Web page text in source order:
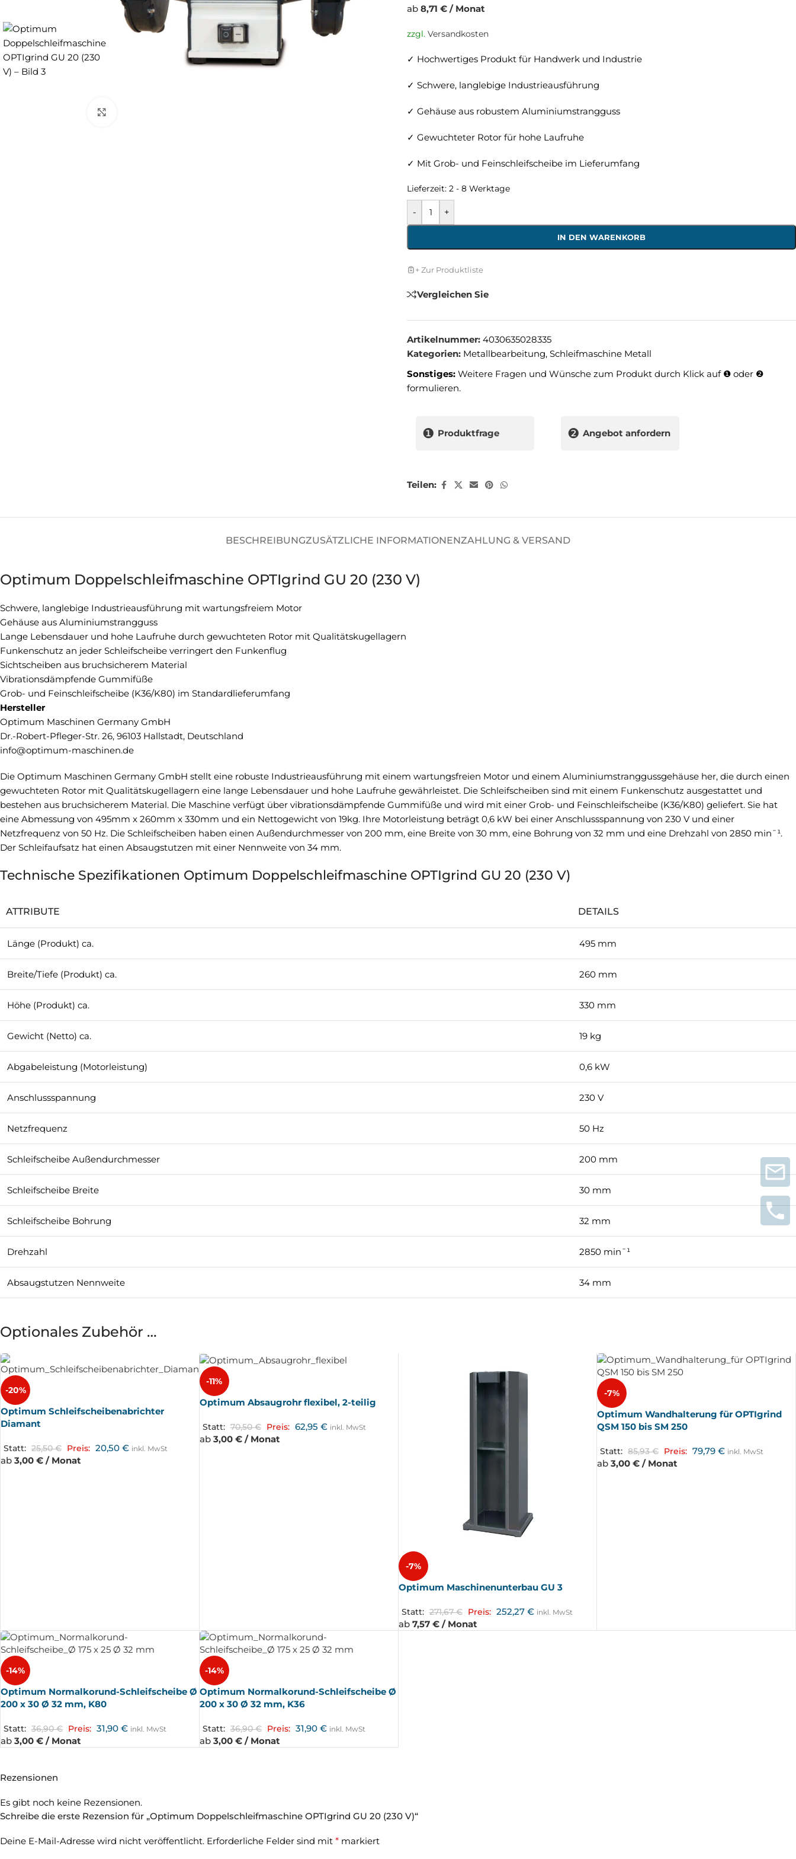
ab 8,71 € / Monat
zzgl. Versandkosten
✓ Hochwertiges Produkt für Handwerk und Industrie
✓ Schwere, langlebige Industrieausführung
✓ Gehäuse aus robustem Aluminiumstrangguss
✓ Gewuchteter Rotor für hohe Laufruhe
✓ Mit Grob- und Feinschleifscheibe im Lieferumfang
Lieferzeit: 2 - 8 Werktage
- +
IN DEN WARENKORB
+ Zur Produktliste
Vergleichen Sie
Artikelnummer: 4030635028335
Kategorien: Metallbearbeitung, Schleifmaschine Metall
Sonstiges: Weitere Fragen und Wünsche zum Produkt durch Klick auf ❶ oder ❷
formulieren.
❶ Produktfrage ❷ Angebot anfordern
Teilen:
BESCHREIBUNGZUSÄTZLICHE INFORMATIONENZAHLUNG & VERSAND
Optimum Doppelschleifmaschine OPTIgrind GU 20 (230 V)
Schwere, langlebige Industrieausführung mit wartungsfreiem Motor
Gehäuse aus Aluminiumstrangguss
Lange Lebensdauer und hohe Laufruhe durch gewuchteten Rotor mit Qualitätskugellagern
Funkenschutz an jeder Schleifscheibe verringert den Funkenflug
Sichtscheiben aus bruchsicherem Material
Vibrationsdämpfende Gummifüße
Grob- und Feinschleifscheibe (K36/K80) im Standardlieferumfang
Hersteller
Optimum Maschinen Germany GmbH
Dr.-Robert-Pfleger-Str. 26, 96103 Hallstadt, Deutschland
info@optimum-maschinen.de
Die Optimum Maschinen Germany GmbH stellt eine robuste Industrieausführung mit einem wartungsfreien Motor und einem Aluminiumstranggussgehäuse her, die durch einen
gewuchteten Rotor mit Qualitätskugellagern eine lange Lebensdauer und hohe Laufruhe gewährleistet. Die Schleifscheiben sind mit einem Funkenschutz ausgestattet und
bestehen aus bruchsicherem Material. Die Maschine verfügt über vibrationsdämpfende Gummifüße und wird mit einer Grob- und Feinschleifscheibe (K36/K80) geliefert. Sie hat
eine Abmessung von 495mm x 260mm x 330mm und ein Nettogewicht von 19kg. Ihre Motorleistung beträgt 0,6 kW bei einer Anschlussspannung von 230 V und einer
Netzfrequenz von 50 Hz. Die Schleifscheiben haben einen Außendurchmesser von 200 mm, eine Breite von 30 mm, eine Bohrung von 32 mm und eine Drehzahl von 2850 min¯¹.
Der Schleifaufsatz hat einen Absaugstutzen mit einer Nennweite von 34 mm.
Technische Spezifikationen Optimum Doppelschleifmaschine OPTIgrind GU 20 (230 V)
ATTRIBUTE DETAILS
Länge (Produkt) ca. 495 mm
Breite/Tiefe (Produkt) ca. 260 mm
Höhe (Produkt) ca. 330 mm
Gewicht (Netto) ca. 19 kg
Abgabeleistung (Motorleistung) 0,6 kW
Anschlussspannung 230 V
Netzfrequenz 50 Hz
Schleifscheibe Außendurchmesser 200 mm
Schleifscheibe Breite 30 mm
Schleifscheibe Bohrung 32 mm
Drehzahl 2850 min¯¹
Absaugstutzen Nennweite 34 mm
Optionales Zubehör …
-20%
Optimum Schleifscheibenabrichter
Diamant
Statt: 25,50€ Preis: 20,50 € inkl. MwSt
ab 3,00 € / Monat
-11%
Optimum Absaugrohr flexibel, 2-teilig
Statt: 70,50€ Preis: 62,95 € inkl. MwSt
ab 3,00 € / Monat
-7%
Optimum Maschinenunterbau GU 3
Statt: 271,67€ Preis: 252,27 € inkl. MwSt
ab 7,57 € / Monat
-7%
Optimum Wandhalterung für OPTIgrind
QSM 150 bis SM 250
Statt: 85,93€ Preis: 79,79€ inkl. MwSt
ab3,00 € / Monat
-14%
Optimum Normalkorund-Schleifscheibe Ø
200 x 30 Ø 32 mm, K80
Statt: 36,90€ Preis: 31,90 € inkl. MwSt
ab 3,00 € / Monat
-14%
Optimum Normalkorund-Schleifscheibe Ø
200 x 30 Ø 32 mm, K36
Statt: 36,90€ Preis: 31,90 € inkl. MwSt
ab 3,00 € / Monat
Rezensionen
Es gibt noch keine Rezensionen.
Schreibe die erste Rezension für „Optimum Doppelschleifmaschine OPTIgrind GU 20 (230 V)“
Deine E-Mail-Adresse wird nicht veröffentlicht. Erforderliche Felder sind mit * markiert